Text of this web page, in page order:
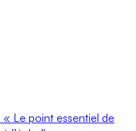
Le point essentiel de